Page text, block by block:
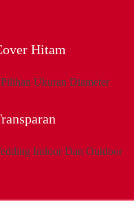
Hitam
Ukuran Diameter
Indoor Dan Outdoor